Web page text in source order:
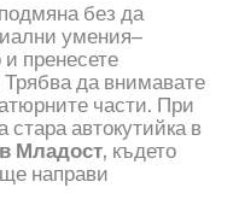
без да
умения–
пренесете
Трябва да внимавате
части. При
автокутийка в
Младост, където
направи